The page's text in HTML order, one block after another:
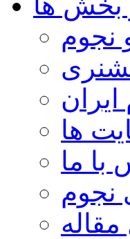
نجوم
ها
با ما
نجوم
مقاله